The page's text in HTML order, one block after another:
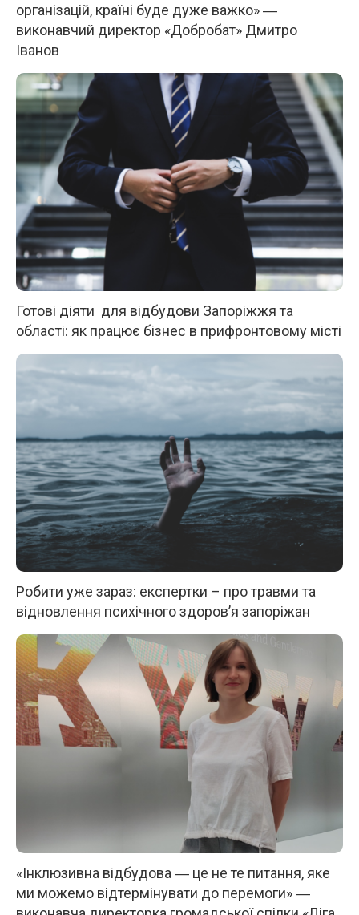
організацій, країні буде дуже важко» ―
виконавчий директор «Добробат» Дмитро
Іванов
Готові діяти для відбудови Запоріжжя та
області: як працює бізнес в прифронтовому місті
Робити уже зараз: експертки – про травми та
відновлення психічного здоров’я запоріжан
«Інклюзивна відбудова ― це не те питання, яке
ми можемо відтермінувати до перемоги» ―